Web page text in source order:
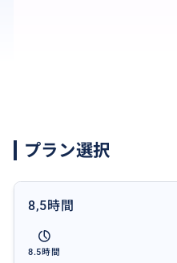
ロンビエン橋は、1899年
プラン選択
8,5時間
8.5時間